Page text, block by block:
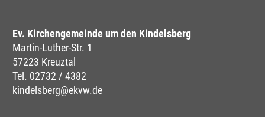
Ev. Kirchengemeinde um den Kindelsberg
Martin-Luther-Str. 1
57223 Kreuztal
Tel. 02732 / 4382
kindelsberg@ekvw.de